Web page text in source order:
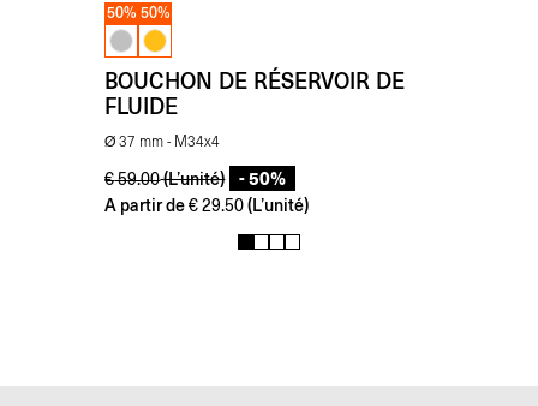
50% 50%
BOUCHON DE RÉSERVOIR DE
FLUIDE
Ø 37 mm - M34x4
€59.00(L’unité) - 50%
A partir de €29.50 (L’unité)
1 2 3 4